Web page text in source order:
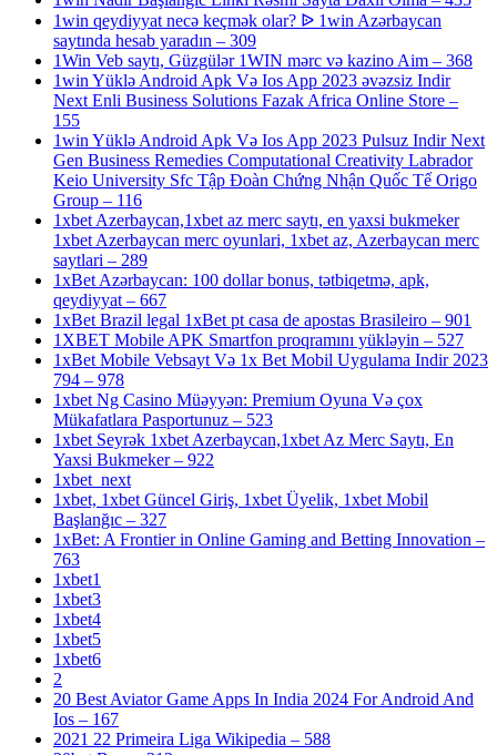
1win qeydiyyat necə keçmək olar? ᐉ 1win Azərbaycan
saytında hesab yaradın – 309
1Win Veb saytı, Güzgülər 1WIN mərc və kazino Aim – 368
1win Yüklə Android Apk Və Ios App 2023 əvəzsiz Indir
Next Enli Business Solutions Fazak Africa Online Store –
155
1win Yüklə Android Apk Və Ios App 2023 Pulsuz Indir Next
Gen Business Remedies Computational Creativity Labrador
Keio University Sfc Tập Đoàn Chứng Nhận Quốc Tế Origo
Group – 116
1xbet Azerbaycan,1xbet az merc saytı, en yaxsi bukmeker
1xbet Azerbaycan merc oyunlari, 1xbet az, Azerbaycan merc
saytlari – 289
1xBet Azərbaycan: 100 dollar bonus, tətbiqetmə, apk,
qeydiyyat – 667
1xBet Brazil legal 1xBet pt casa de apostas Brasileiro – 901
1XBET Mobile APK Smartfon proqramını yükləyin – 527
1xBet Mobile Vebsayt Və 1x Bet Mobil Uygulama Indir 2023
794 – 978
1xbet Ng Casino Müəyyən: Premium Oyuna Və çox
Mükafatlara Pasportunuz – 523
1xbet Seyrək 1xbet Azerbaycan,1xbet Az Merc Saytı, En
Yaxsi Bukmeker – 922
1xbet_next
1xbet, 1xbet Güncel Giriş, 1xbet Üyelik, 1xbet Mobil
Başlanğıc – 327
1xBet: A Frontier in Online Gaming and Betting Innovation –
763
1xbet1
1xbet3
1xbet4
1xbet5
1xbet6
2
20 Best Aviator Game Apps In India 2024 For Android And
Ios – 167
2021 22 Primeira Liga Wikipedia – 588